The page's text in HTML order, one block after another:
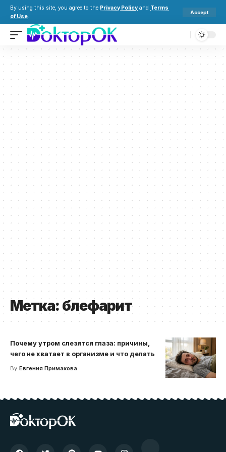
By using this site, you agree to the Privacy Policy and Terms
of Use.
Accept
Метка: блефарит
Почему утром слезятся глаза: причины,
чего не хватает в организме и что делать
By Евгения Примакова